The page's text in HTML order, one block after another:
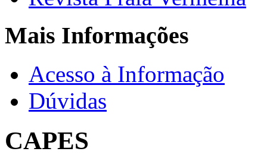
Mais Informações
Acesso à Informação
Dúvidas
CAPES